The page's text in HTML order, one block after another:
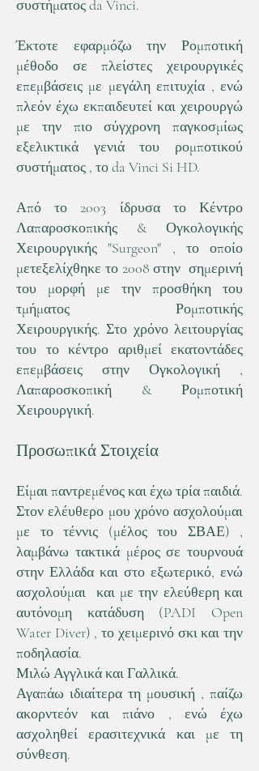
συστήματος da Vinci.
Έκτοτε εφαρμόζω την Ρομποτική
μέθοδο σε πλείστες χειρουργικές
επεμβάσεις με μεγάλη επιτυχία , ενώ
πλεόν έχω εκπαιδευτεί και χειρουργώ
με την πιο σύγχρονη παγκοσμίως
εξελικτικά γενιά του ρομποτικού
συστήματος , το da Vinci Si HD.
Από το 2003 ίδρυσα το Κέντρο
Λαπαροσκοπικής & Ογκολογικής
Χειρουργικής "Surgeon" , το οποίο
μετεξελίχθηκε το 2008 στην σημερινή
του μορφή με την προσθήκη του
τμήματος Ρομποτικής
Χειρουργικής. Στο χρόνο λειτουργίας
του το κέντρο αριθμεί εκατοντάδες
επεμβάσεις στην Ογκολογική ,
Λαπαροσκοπική & Ρομποτική
Χειρουργική.
Προσωπικά Στοιχεία
Είμαι παντρεμένος και έχω τρία παιδιά.
Στον ελέυθερο μου χρόνο ασχολούμαι
με το τέννις (μέλος του ΣΒΑΕ) ,
λαμβάνω τακτικά μέρος σε τουρνουά
στην Ελλάδα και στο εξωτερικό, ενώ
ασχολούμαι και με την ελεύθερη και
αυτόνομη κατάδυση (PADI Open
Water Diver) , το χειμερινό σκι και την
ποδηλασία.
Μιλώ Αγγλικά και Γαλλικά.
Αγαπάω ιδιαίτερα τη μουσική , παίζω
ακορντεόν και πιάνο , ενώ έχω
ασχοληθεί ερασιτεχνικά και με τη
σύνθεση.